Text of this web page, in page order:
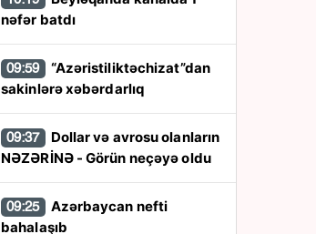
nəfər batdı
09:59
sakinlərə xəbərdarlıq
09:37
NƏZƏRİNƏ - Görün neçəyə oldu
09:25
bahalaşıb